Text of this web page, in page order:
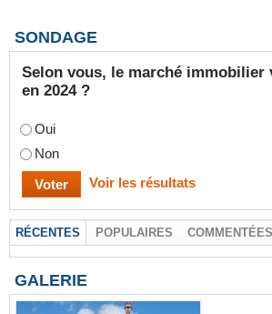
SONDAGE
Selon vous, le marché immobilier
en 2024 ?
Oui
Non
Voir les résultats
RÉCENTES POPULAIRES COMMENTÉES
GALERIE